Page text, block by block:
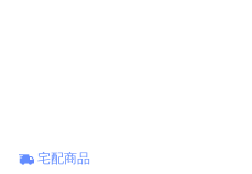
宅配商品